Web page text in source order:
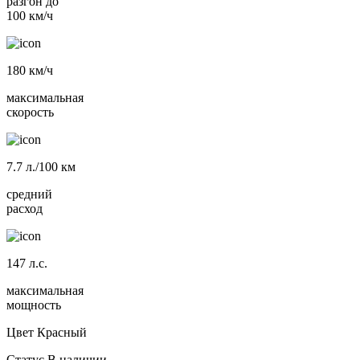
100 км/ч
180 км/ч
максимальная
скорость
7.7 л./100 км
средний
расход
147 л.с.
максимальная
мощность
Цвет Красный